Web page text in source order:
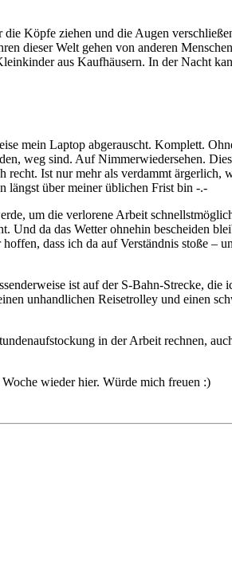
Köpfe ziehen und die Augen
dieser Welt gehen von anderen
aus Kaufhäusern. In der Nacht
mein Laptop abgerauscht. Komplett.
weg sind. Auf Nimmerwiedersehen.
Ist nur mehr als verdammt ärgerlich,
längst über meiner üblichen Frist bin -.-
um die verlorene Arbeit
Und da das Wetter ohnehin bescheiden
dass ich da auf Verständnis stoße –
ist auf der S-Bahn-Strecke,
unhandlichen Reisetrolley und einen
in der Arbeit rechnen,
wieder hier. Würde mich freuen :)